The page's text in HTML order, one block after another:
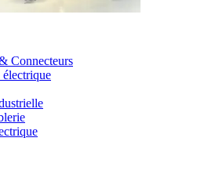
Connecteurs